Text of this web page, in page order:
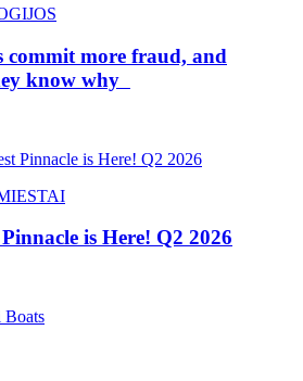
commit more fraud, and
know why
is Here! Q2 2026